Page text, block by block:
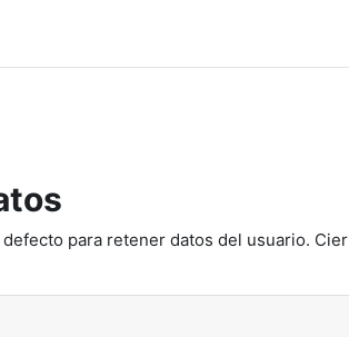
para retener datos del usuario.